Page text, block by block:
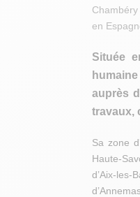
en
Située
auprès
travaux,
Sa zone
Haute-
d’Aix-